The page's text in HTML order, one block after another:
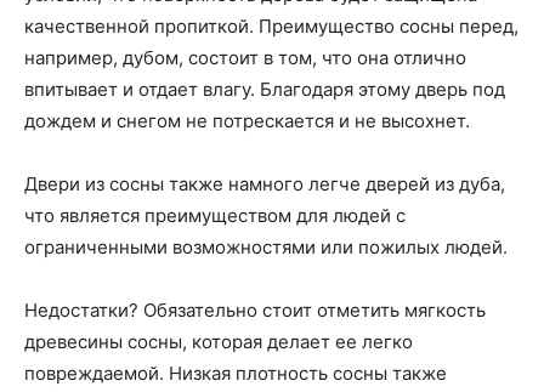
качественной пропиткой. Преимущество сосны перед,
например, дубом, состоит в том, что она отлично
впитывает и отдает влагу. Благодаря этому дверь под
дождем и снегом не потрескается и не высохнет.
Двери из сосны также намного легче дверей из дуба,
что является преимуществом для людей с
ограниченными возможностями или пожилых людей.
Недостатки? Обязательно стоит отметить мягкость
древесины сосны, которая делает ее легко
повреждаемой. Низкая плотность сосны также